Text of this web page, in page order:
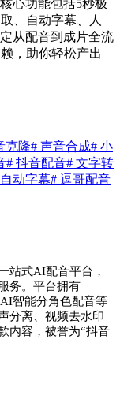
心功能包括5秒极
、自动字幕、人
从配音到成片全流
，助你轻松产出
克隆# 声音合成# 小
# 抖音配音# 文字转
动字幕# 逗哥配音
站式AI配音平台，
服务。平台拥有
AI智能分角色配音等
声分离、视频去水印
内容，被誉为“抖音